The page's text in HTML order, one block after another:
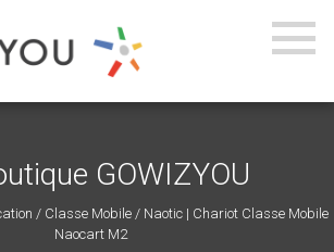
GOWIZYOU
/ Classe Mobile/ Naotic | Chariot Classe Mobile
Naocart M2